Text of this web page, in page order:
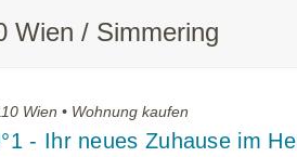
Wien / Simmering
Wien • Wohnung kaufen
- Ihr neues Zuhause im